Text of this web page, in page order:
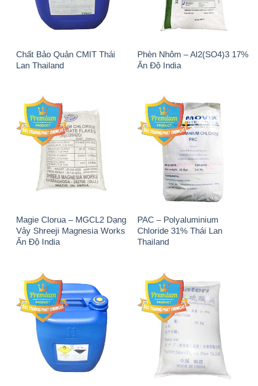
Chất Bảo Quản CMIT Thái
Lan Thailand
Phèn Nhôm – Al2(SO4)3 17%
Ấn Độ India
Magie Clorua – MGCL2 Dạng
Vảy Shreeji Magnesia Works
Ấn Độ India
PAC – Polyaluminium
Chloride 31% Thái Lan
Thailand